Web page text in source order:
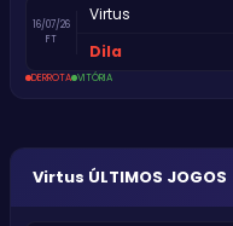
16/07/26
FT
Virtus
Dila
DERROTA VITÓRIA
Virtus ÚLTIMOS JOGOS